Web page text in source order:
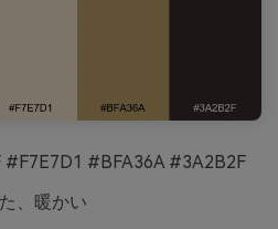
#F7E7D1 #BFA36A #3A2B2F
、暖かい